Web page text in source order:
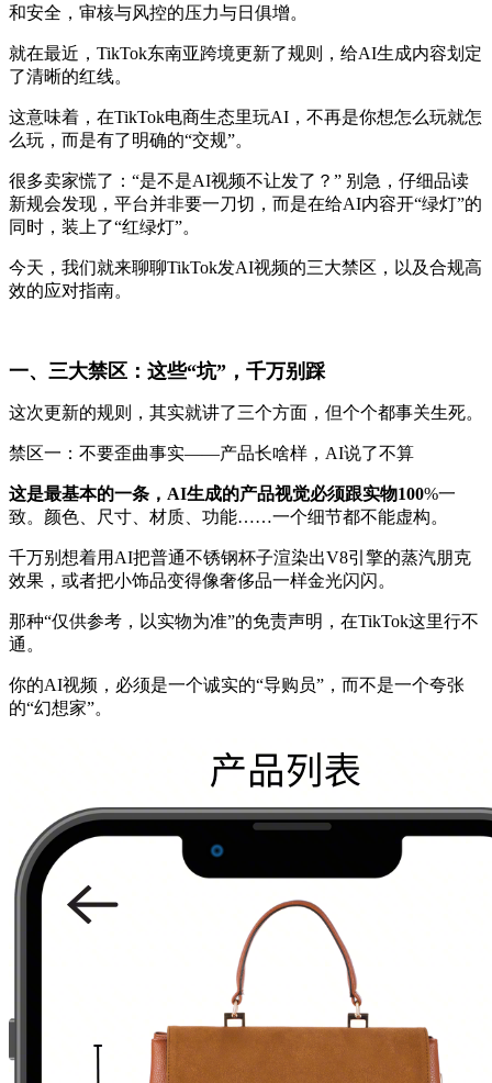
和安全，审核与风控的压力与日俱增。
就在最近，TikTok东南亚跨境更新了规则，给AI生成内容划定
了清晰的红线。
这意味着，在TikTok电商生态里玩AI，不再是你想怎么玩就怎
么玩，而是有了明确的“交规”。
很多卖家慌了：“是不是AI视频不让发了？” 别急，仔细品读
新规会发现，平台并非要一刀切，而是在给AI内容开“绿灯”的
同时，装上了“红绿灯”。
今天，我们就来聊聊TikTok发AI视频的三大禁区，以及合规高
效的应对指南。
一、三大禁区：这些“坑”，千万别踩
这次更新的规则，其实就讲了三个方面，但个个都事关生死。
禁区一：不要歪曲事实——产品长啥样，AI说了不算
这是最基本的一条，AI生成的产品视觉必须跟实物100%一
致。颜色、尺寸、材质、功能……一个细节都不能虚构。
千万别想着用AI把普通不锈钢杯子渲染出V8引擎的蒸汽朋克
效果，或者把小饰品变得像奢侈品一样金光闪闪。
那种“仅供参考，以实物为准”的免责声明，在TikTok这里行不
通。
你的AI视频，必须是一个诚实的“导购员”，而不是一个夸张
的“幻想家”。